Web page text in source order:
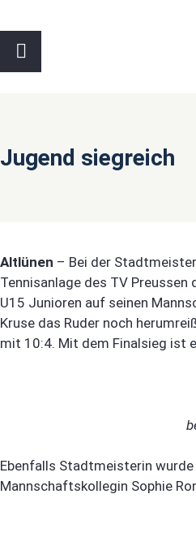
Jugend siegreich
Altlünen – Bei der
Tennisanlage des TV
U15 Junioren auf seinen
Kruse das Ruder noch
mit 10:4. Mit dem Finalsieg ist
Ebenfalls Stadtmeisterin wurde
Mannschaftskollegin Sophie